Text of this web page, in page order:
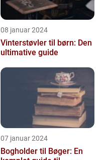
08 januar 2024
Vinterstøvler til børn: Den
ultimative guide
07 januar 2024
Bogholder til Bøger: En